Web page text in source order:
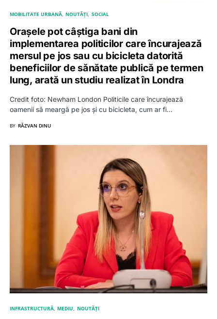
MOBILITATE URBANĂ NOUTĂȚI SOCIAL
Orașele pot câștiga bani din
implementarea politicilor care încurajează
mersul pe jos sau cu bicicleta datorită
beneficiilor de sănătate publică pe termen
lung, arată un studiu realizat în Londra
Credit foto: Newham London Politicile care încurajează
oamenii să meargă pe jos și cu bicicleta, cum ar fi…
BY RĂZVAN DINU
INFRASTRUCTURĂ MEDIU NOUTĂȚI